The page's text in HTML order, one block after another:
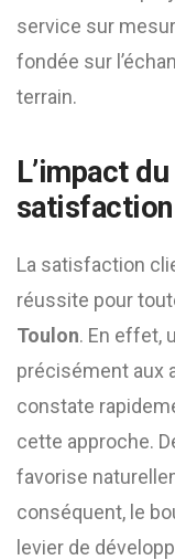
service sur
fondée sur
terrain.
L’impact
La satisfaction
réussite pour
Toulon. En effet,
précisément aux
constate
cette approche.
favorise
conséquent, le
levier de